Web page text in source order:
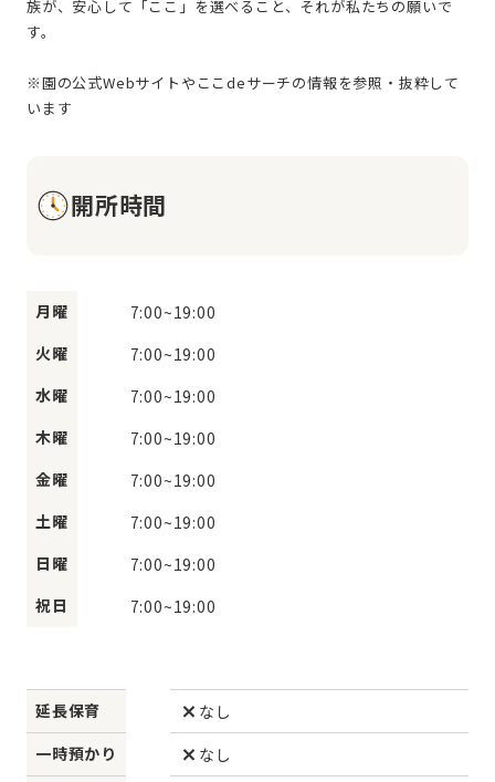
族が、安心して「ここ」を選べること、それが私たちの願いで
す。
※園の公式Webサイトやここdeサーチの情報を参照・抜粋して
開所時間
月曜 7:00~19:00
火曜
7:00~19:00
水曜
7:00~19:00
木曜
7:00~19:00
金曜
7:00~19:00
土曜
7:00~19:00
日曜
7:00~19:00
祝日
7:00~19:00
延長保育
なし
一時預かり
なし